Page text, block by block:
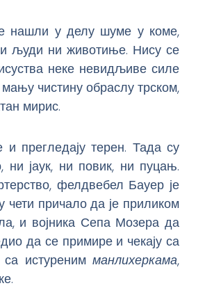
нашли у делу шуме у коме,
људи ни животиње. Нису се
неке невидљиве силе
чистину обраслу трском,
мирис.
прегледају терен. Тада су
ни јаук, ни повик, ни пуцањ.
фелдвебел Бауер је
причало да је приликом
и војника Сепа Мозера да
да се примире и чекају са
са истуреним манлихеркама,